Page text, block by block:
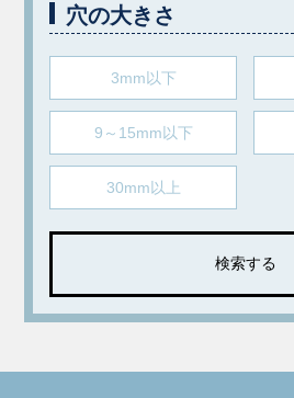
穴の大きさ
3mm以下
9～15mm以下
30mm以上